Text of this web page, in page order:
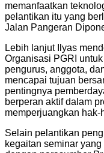
memanfaatkan
pelantikan itu yang
Jalan Pangeran
Lebih lanjut Ilyas
Organisasi PGRI
pengurus, anggota,
mencapai tujuan
pentingnya
berperan aktif dalam
memperjuangkan
Selain pelantikan
kegaitan seminar